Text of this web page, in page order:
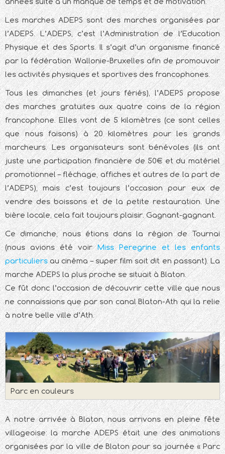
Les marches ADEPS sont des marches organisées par
l’ADEPS. L’ADEPS, c’est l’Administration de l’Education
Physique et des Sports. Il s’agit d’un organisme financé
par la fédération Wallonie-Bruxelles afin de promouvoir
les activités physiques et sportives des francophones.
Tous les dimanches (et jours fériés), l’ADEPS propose
des marches gratuites aux quatre coins de la région
francophone. Elles vont de 5 kilomètres (ce sont celles
que nous faisons) à 20 kilomètres pour les grands
marcheurs. Les organisateurs sont bénévoles (ils ont
juste une participation financière de 50€ et du matériel
promotionnel – fléchage, affiches et autres de la part de
l’ADEPS), mais c’est toujours l’occasion pour eux de
vendre des boissons et de la petite restauration. Une
bière locale, cela fait toujours plaisir. Gagnant-gagnant.
Ce dimanche, nous étions dans la région de Tournai
(nous avions été voirMiss Peregrine et les enfants
particuliersau cinéma – super film soit dit en passant). La
marche ADEPS la plus proche se situait à Blaton.
Ce fût donc l’occasion de découvrir cette ville que nous
ne connaissions que par son canal Blaton-Ath qui la relie
à notre belle ville d’Ath.
Parc en couleurs
A notre arrivée à Blaton, nous arrivons en pleine fête
villageoise: la marche ADEPS était une des animations
organisées par la ville de Blaton pour sa journée « Parc